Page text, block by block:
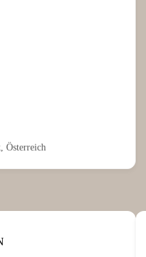
Österreich